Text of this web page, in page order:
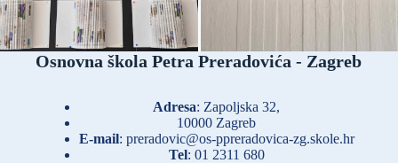
Osnovna škola Petra Preradovića - Zagreb
Adresa: Zapoljska 32,
10000 Zagreb
E-mail: preradovic@os-ppreradovica-zg.skole.hr
Tel: 01 2311 680